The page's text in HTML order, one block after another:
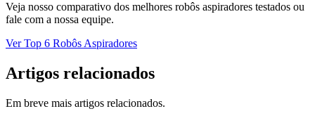
Veja nosso comparativo dos melhores robôs aspiradores testados ou
fale com a nossa equipe.
Ver Top 6 Robôs Aspiradores
Artigos relacionados
Em breve mais artigos relacionados.